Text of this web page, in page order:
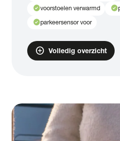
check_circlevoorstoelen verwarmd check_circle
check_circleparkeersensor voor
add_circle Volledig overzicht